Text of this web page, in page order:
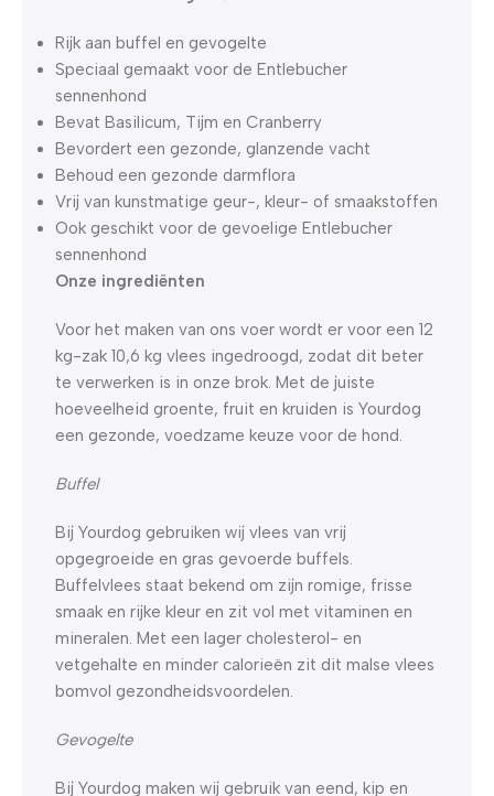
Rijk aan buffel en gevogelte
Speciaal gemaakt voor de Entlebucher
sennenhond
Bevat Basilicum, Tijm en Cranberry
Bevordert een gezonde, glanzende vacht
Behoud een gezonde darmflora
Vrij van kunstmatige geur-, kleur- of smaakstoffen
Ook geschikt voor de gevoelige Entlebucher
sennenhond
Onze ingrediënten
Voor het maken van ons voer wordt er voor een 12
kg-zak 10,6 kg vlees ingedroogd, zodat dit beter
te verwerken is in onze brok. Met de juiste
hoeveelheid groente, fruit en kruiden is Yourdog
een gezonde, voedzame keuze voor de hond.
Buffel
Bij Yourdog gebruiken wij vlees van vrij
opgegroeide en gras gevoerde buffels.
Buffelvlees staat bekend om zijn romige, frisse
smaak en rijke kleur en zit vol met vitaminen en
mineralen. Met een lager cholesterol- en
vetgehalte en minder calorieën zit dit malse vlees
bomvol gezondheidsvoordelen.
Gevogelte
Bij Yourdog maken wij gebruik van eend, kip en